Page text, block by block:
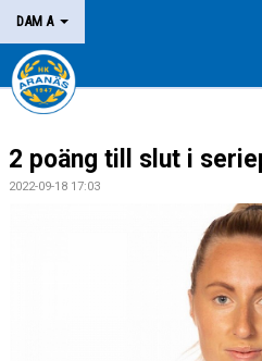
DAM A
HEM
NYHETER
2 poäng till slut i
2022-09-18 17:03